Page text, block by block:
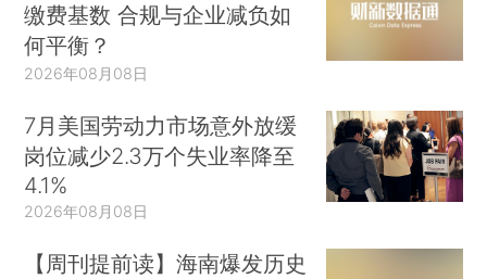
缴费基数 合规与企业减负如
何平衡？
2026年08月08日
7月美国劳动力市场意外放缓
岗位减少2.3万个失业率降至
4.1%
2026年08月08日
【周刊提前读】海南爆发历史